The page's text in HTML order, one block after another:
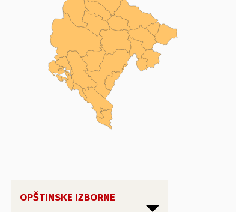
OPŠTINSKE IZBORNE